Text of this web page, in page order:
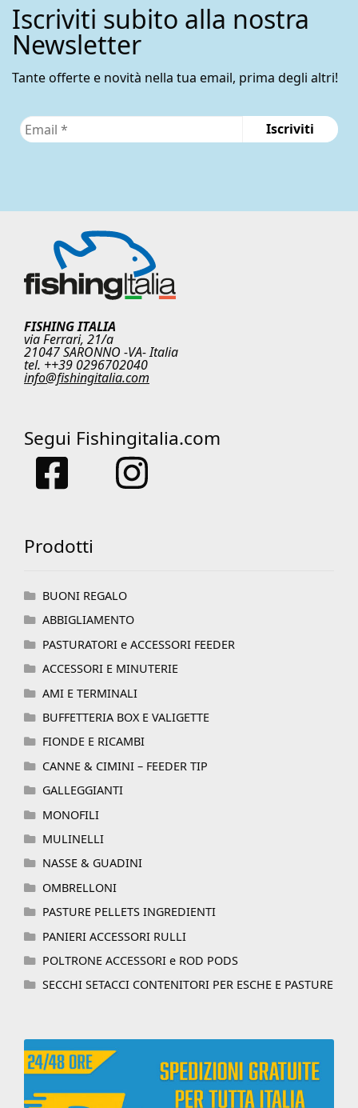
Iscriviti subito alla nostra
Newsletter
Tante offerte e novità nella tua email, prima degli altri!
FISHING ITALIA
via Ferrari, 21/a
21047 SARONNO -VA- Italia
tel. ++39 0296702040
info@fishingitalia.com
Segui Fishingitalia.com
Prodotti
BUONI REGALO
ABBIGLIAMENTO
PASTURATORI e ACCESSORI FEEDER
ACCESSORI E MINUTERIE
AMI E TERMINALI
BUFFETTERIA BOX E VALIGETTE
FIONDE E RICAMBI
CANNE & CIMINI – FEEDER TIP
GALLEGGIANTI
MONOFILI
MULINELLI
NASSE & GUADINI
OMBRELLONI
PASTURE PELLETS INGREDIENTI
PANIERI ACCESSORI RULLI
POLTRONE ACCESSORI e ROD PODS
SECCHI SETACCI CONTENITORI PER ESCHE E PASTURE